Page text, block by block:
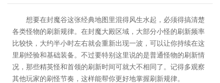
想要在封魔谷这张经典地图里混得风生水起，必须得搞清楚
各类怪物的刷新规律。在封魔大殿区域，大部分小怪的刷新频率
比较快，大约半小时左右就会重新出现一波，可以让你持续在这
里刷经验和基础装备。不过要特别这里说的是普通怪物的刷新情
况，那些精英怪和首领的刷新时间可就大不相同了。记得多观察
其他玩家的刷怪节奏，这样能帮你更好地掌握刷新规律。